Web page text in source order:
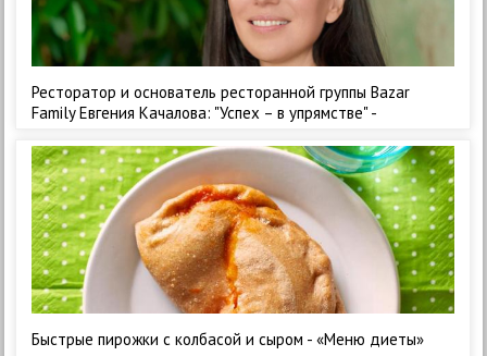
Ресторатор и основатель ресторанной группы Bazar
Family Евгения Качалова: "Успех – в упрямстве" -
Быстрые пирожки с колбасой и сыром - «Меню диеты»